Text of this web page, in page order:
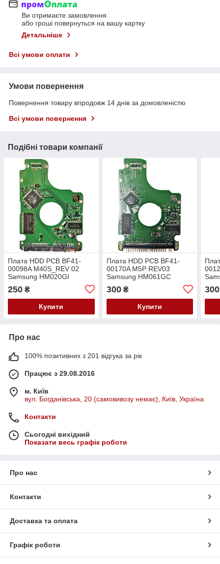
Ви отримаєте замовлення
або гроші повернуться на вашу картку
Детальніше
Всі умови оплати
Умови повернення
Повернення товару впродовж 14 днів за домовленістю
Всі умови повернення
Подібні товари компанії
Плата HDD PCB BF41-
00098A M40S_REV 02
Samsung HM020GI
HM080JI
250 ₴
Купити
Плата HDD PCB BF41-
00170A M5P REV03
Samsung HM061GC
HM160HC
300₴
Купити
300
Про нас
100% позитивних з 201 відгука за рік
Працює з 29.08.2016
м. Київ
вул. Богданівська, 20 (самовивозу немає), Київ, Україна
Контакти
Сьогодні вихідний
Показати весь графік роботи
Про нас
Контакти
Доставка та оплата
Графік роботи